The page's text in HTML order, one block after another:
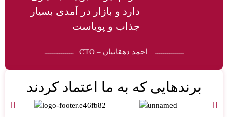
دارد و بازار در آمدی بسیار
جذاب و پویاست
ــــــــــــــ احمد دهقانیان – CTO ــــــــــــــ
برندهایی که به ما اعتماد کردند